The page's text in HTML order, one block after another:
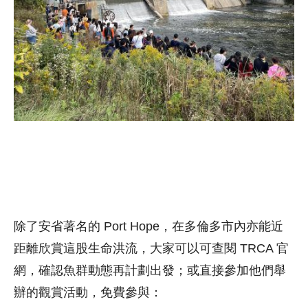
除了安省著名的 Port Hope，在多倫多市內亦能近
距離欣賞這股生命洪流，大家可以可查閱 TRCA 官
網，確認魚群動態再計劃出發；或直接參加他們舉
辦的觀賞活動，免費參與：